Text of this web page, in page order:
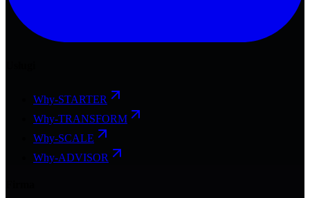
Why-STARTER
Why-TRANSFORM
Why-SCALE
Why-ADVISOR